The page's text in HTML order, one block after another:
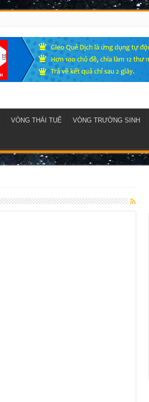
VÒNG THÁI TUẾ VÒNG TRƯỜNG SINH